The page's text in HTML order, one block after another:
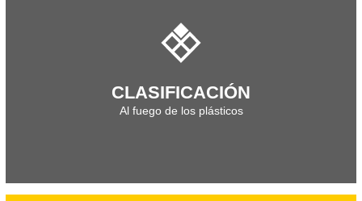
CLASIFICACIÓN
Al fuego de los plásticos